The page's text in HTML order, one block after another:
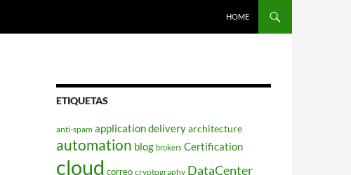
HOME
ETIQUETAS
anti-spam application deliveryarchitecture
automation blog brokers Certification
cloud correo cryptography DataCenter